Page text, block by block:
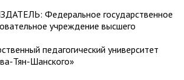
Федеральное государственное
учреждение высшего
педагогический университет
Тян-Шанского»